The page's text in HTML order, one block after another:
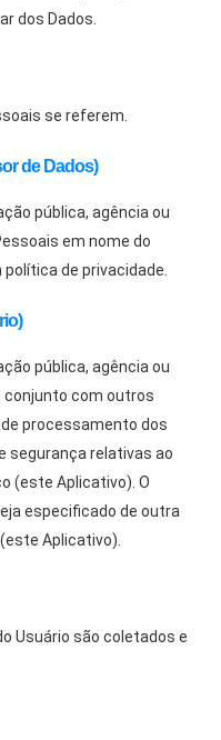
dos Dados.
se referem.
de Dados)
pública, agência ou
em nome do
de privacidade.
pública, agência ou
conjunto com outros
processamento dos
segurança relativas ao
(este Aplicativo). O
especificado de outra
Aplicativo).
Usuário são coletados e